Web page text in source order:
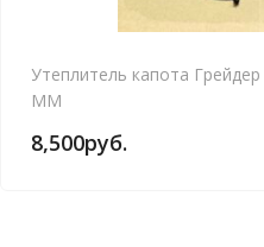
Утеплитель капота
ММ
8,500руб.